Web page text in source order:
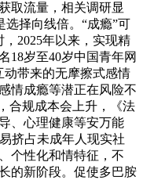
取流量，相关调研显
选择向线倍。“成瘾”可
2025年以来，实现精
18岁至40岁中国青年网
带来的无摩擦式感情
情成瘾等潜正在风险不
合规成本会上升，《法
、心理健康等安万能
挤占未成年人现实社
个性化和情特征，不
的新阶段。促使多巴胺